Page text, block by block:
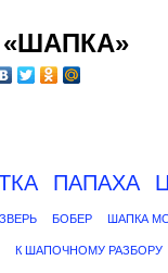
«ШАПКА»
ПАПАХА
ЗВЕРЬ БОБЕР ШАПКА
К ШАПОЧНОМУ РАЗБОРУ